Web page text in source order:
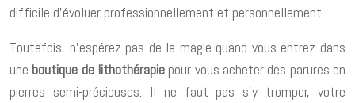
difficile d’évoluer professionnellement et personnellement.
Toutefois, n’espérez pas de la magie quand vous entrez dans
une boutique de lithothérapie pour vous acheter des parures en
pierres semi-précieuses. Il ne faut pas s’y tromper, votre